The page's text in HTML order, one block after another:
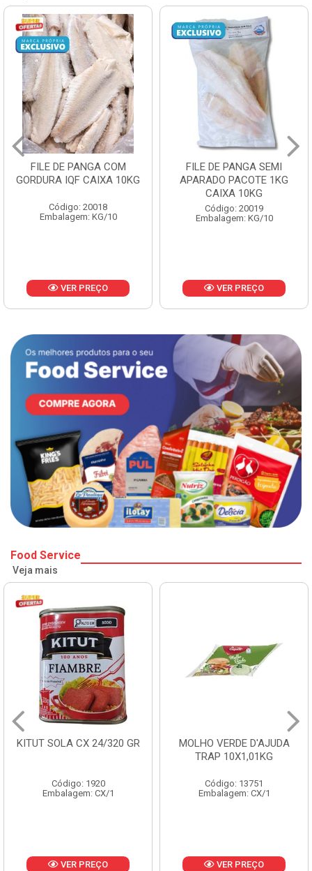
FILE DE PANGA SEMI
APARADO PACOTE 1KG
Código: 20019
Embalagem: KG/10
VER PREÇO
POLACA DESFIADA
PESCAMARES PCT5KG
CX10KG
Código: 20161
Embalagem: KG/10
VER PREÇO
Food Service
Veja mais
CX 24/320 GR
CX/1
PREÇO
MOLHO VERDE D'AJUDA
TRAP 10X1,01KG
Embalagem: CX/1
VER PREÇO
FRUTAS